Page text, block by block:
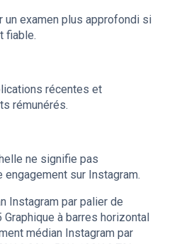
examen plus approfondi si
fiable.
récentes et
rémunérés.
ne signifie pas
sur Instagram.
Instagram par palier de
à barres horizontal
médian Instagram par